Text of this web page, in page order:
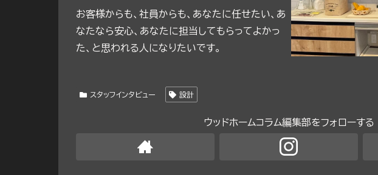
お客様からも、社員からも、あなたに任せたい、あ
なたなら安心、あなたに担当してもらってよかっ
た、と思われる人になりたいです。
スタッフインタビュー 設計
ウッドホームコラム編集部をフォローする